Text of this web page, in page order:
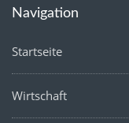
Navigation
Startseite
Wirtschaft